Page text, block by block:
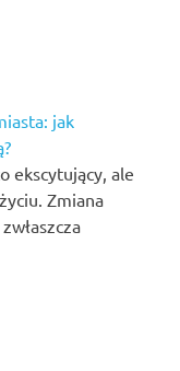
jak
ekscytujący, ale
Zmiana